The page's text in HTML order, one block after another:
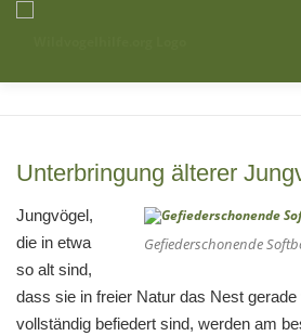
Auffangstationen
Unterbringung älterer
Gefiederschonende
Jungvögel,
die in etwa
so alt sind,
dass sie in freier Natur das Nest
vollständig befiedert sind, werden am